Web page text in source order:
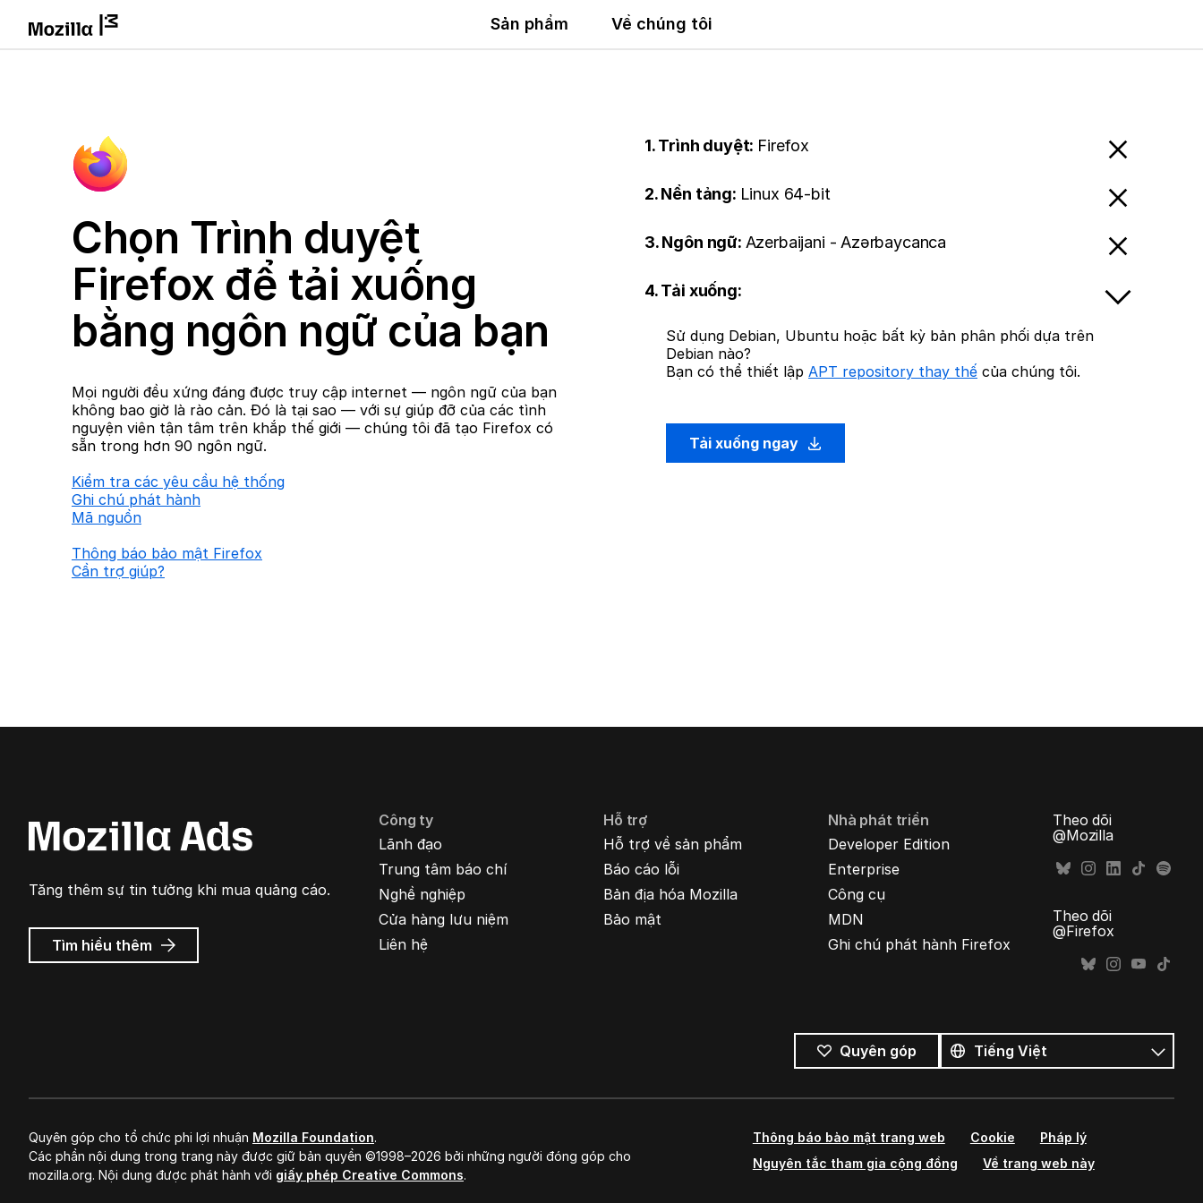
Sản phẩm Về chúng tôi
Chọn Trình duyệt
Firefox để tải xuống
bằng ngôn ngữ của bạn
Mọi người đều xứng đáng được truy cập internet — ngôn ngữ của bạn
không bao giờ là rào cản. Đó là tại sao — với sự giúp đỡ của các tình
nguyện viên tận tâm trên khắp thế giới — chúng tôi đã tạo Firefox có
sẵn trong hơn 90 ngôn ngữ.
Kiểm tra các yêu cầu hệ thống
Ghi chú phát hành
Mã nguồn
Thông báo bảo mật Firefox
Cần trợ giúp?
1. Trình duyệt: Firefox
2. Nền tảng: Linux 64-bit
3. Ngôn ngữ: Azerbaijani - Azərbaycanca
4. Tải xuống:
Sử dụng Debian, Ubuntu hoặc bất kỳ bản phân phối dựa trên
Debian nào?
Bạn có thể thiết lập APT repository thay thế của chúng tôi.
Tải xuống ngay
Tăng thêm sự tin tưởng khi mua quảng cáo.
Tìm hiểu thêm về
Quảng
Công ty
Lãnh đạo
Trung tâm báo chí
Nghề nghiệp
Cửa hàng lưu niệm
Liên hệ
Hỗ trợ
Hỗ trợ về sản phẩm
Báo cáo lỗi
Bản địa hóa Mozilla
Bảo mật
Nhà phát triển
Developer Edition
Enterprise
Công cụ
MDN
Ghi chú phát hành Firefox
Theo dõi
@Mozilla
Theo dõi
@Firefox
Quyên góp
cả
ngôn
ngữ
Ngôn
ngữ
Quyên góp cho tổ chức phi lợi nhuận Mozilla Foundation.
Các phần nội dung trong trang này được giữ bản quyền ©1998–2026 bởi những người đóng góp cho
mozilla.org. Nội dung được phát hành với giấy phép Creative Commons.
Thông báo bảo mật trang web Cookie
Pháp lý
Nguyên tắc tham gia cộng đồng
Về trang web này